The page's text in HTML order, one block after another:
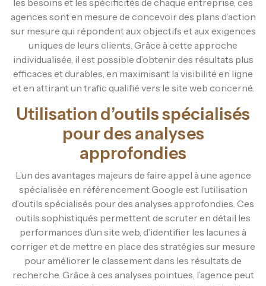
agences sont en mesure de concevoir des plans d’action
sur mesure qui répondent aux objectifs et aux exigences
uniques de leurs clients. Grâce à cette approche
individualisée, il est possible d’obtenir des résultats plus
efficaces et durables, en maximisant la visibilité en ligne
et en attirant un trafic qualifié vers le site web concerné.
Utilisation d’outils spécialisés
pour des analyses
approfondies
L’un des avantages majeurs de faire appel à une agence
spécialisée en référencement Google est l’utilisation
d’outils spécialisés pour des analyses approfondies. Ces
outils sophistiqués permettent de scruter en détail les
performances d’un site web, d’identifier les lacunes à
corriger et de mettre en place des stratégies sur mesure
pour améliorer le classement dans les résultats de
recherche. Grâce à ces analyses pointues, l’agence peut